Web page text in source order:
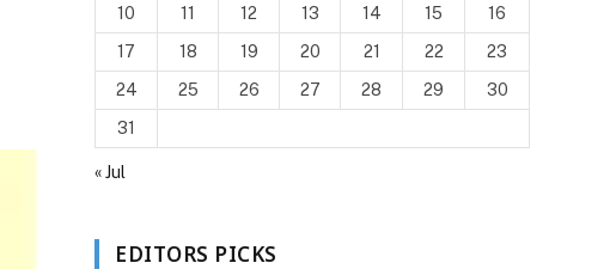
10
11 12 13 14 15
16
17
18 19 20 21 22
23
24
25 26 27 28 29
30
31
« Jul
EDITORS PICKS